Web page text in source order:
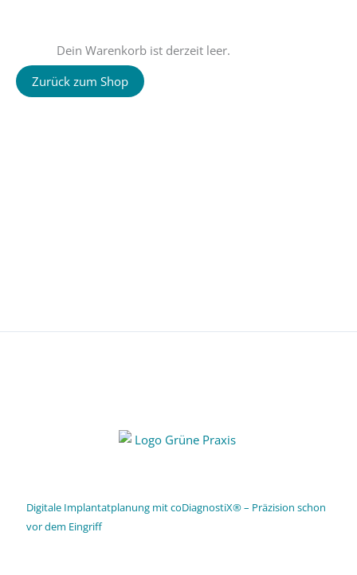
Dein Warenkorb ist derzeit leer.
Zurück zum Shop
Digitale Implantatplanung mit coDiagnostiX® – Präzision schon
vor dem Eingriff